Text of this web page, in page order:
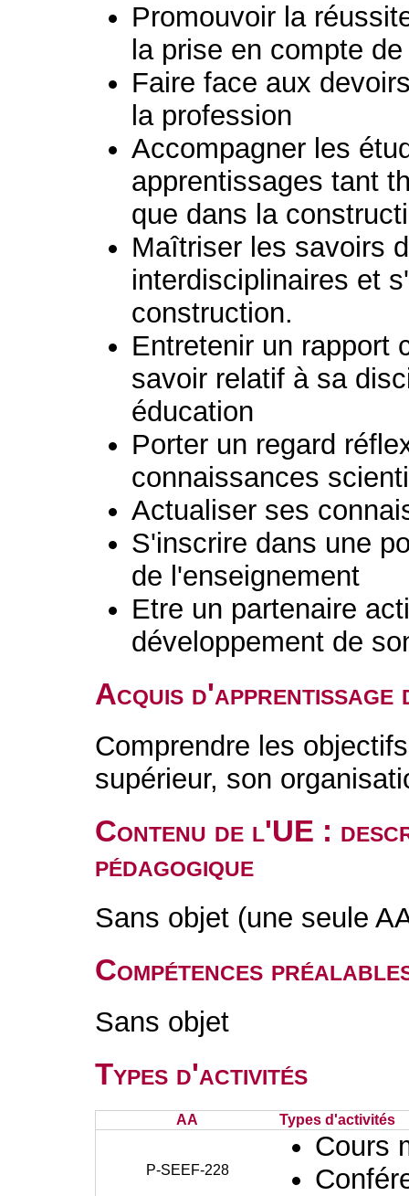
Promouvoir la
la prise en compte
Faire face aux
la profession
Accompagner les
apprentissages tant
que dans la
Maîtriser les savoirs
interdisciplinaires et
construction.
Entretenir un rapport
savoir relatif à sa
éducation
Porter un regard
connaissances
Actualiser ses
S'inscrire dans une
de l'enseignement
Etre un partenaire
développement de
Acquis d'apprentissage
Comprendre les
supérieur, son
Contenu de l'UE :
pédagogique
Sans objet (une seule
Compétences
Sans objet
Types d'activités
AA Types d'activités
P-SEEF-228
Cours